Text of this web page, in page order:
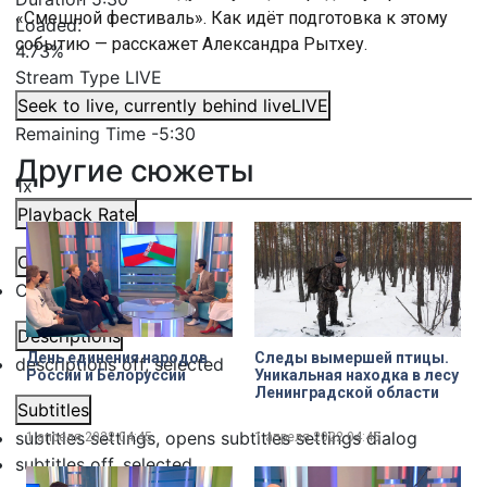
Loaded:
4.73%
Stream Type LIVE
Seek to live, currently behind liveLIVE
Remaining Time -5:30
1x
Playback Rate
Chapters
Chapters
Descriptions
descriptions off, selected
Subtitles
subtitles settings, opens subtitles settings dialog
subtitles off, selected
«Смешной фестиваль». Как идёт подготовка к этому
событию — расскажет Александра Рытхеу.
Другие сюжеты
День единения народов
России и Белоруссии
1 апреля 202204:45
Следы вымершей птицы.
Уникальная находка в лесу
Ленинградской области
1 апреля 202204:45